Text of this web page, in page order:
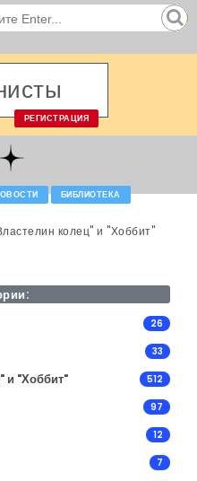
РЕГИСТРАЦИЯ
БИБЛИОТЕКА
колец" и "Хоббит"
26
33
и "Хоббит" 512
97
12
7